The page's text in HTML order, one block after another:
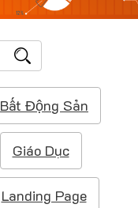
n
u
Bất Động Sản
Giáo Dục
Landing Page